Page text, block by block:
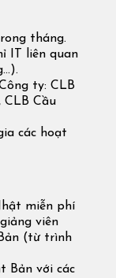
tháng.
IT liên quan
ty: CLB
CLB Cầu
các hoạt
miễn phí
viên
(từ trình
Bản với các